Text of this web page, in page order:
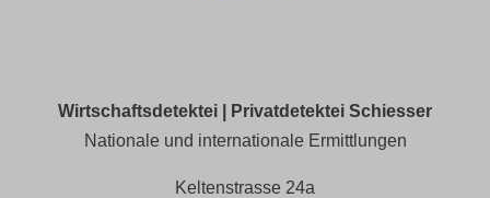
Wirtschaftsdetektei | Privatdetektei Schiesser
Nationale und internationale Ermittlungen
Keltenstrasse 24a